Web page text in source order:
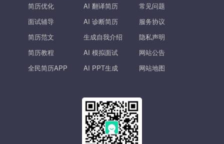
简历优化
面试辅导
简历范文
简历教程
全民简历APP
AI 翻译简历
AI 诊断简历
生成自我介绍
AI 模拟面试
AI PPT生成
常见问题
服务协议
隐私声明
网站公告
网站地图